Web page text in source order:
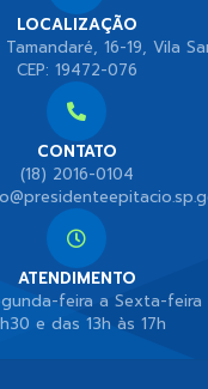
LOCALIZAÇÃO
16-19, Vila
CEP: 19472-076
CONTATO
(18) 2016-0104
ATENDIMENTO
feira a Sexta-feira
e das 13h às 17h